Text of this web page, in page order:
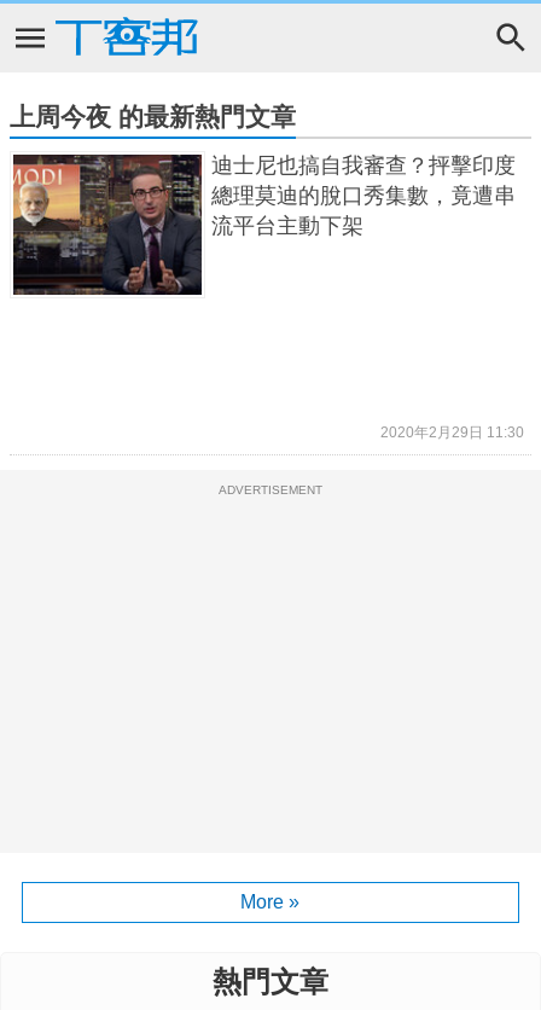
上周今夜 的最新熱門文章
迪士尼也搞自我審查？抨擊印度
總理莫迪的脫口秀集數，竟遭串
流平台主動下架
2020年2月29日 11:30
ADVERTISEMENT
More »
熱門文章